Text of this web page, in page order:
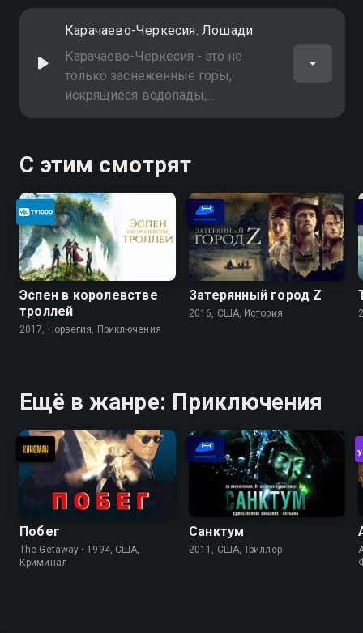
Карачаево-Черкесия. Лошади
Карачаево-Черкесия - это не
только заснеженные горы,
искрящиеся водопады,
бесконечно зелёные плато и
и не сесть в седло - не в духе
путешественницы Тамары
Прониной!
С этим смотрят
Эспен в королевстве
троллей
2017, Норвегия, Приключения
Затерянный город Z
2016, США, История
Ещё в жанре: Приключения
Побег
The Getaway • 1994, США,
Криминал
Санктум
2011, США, Триллер